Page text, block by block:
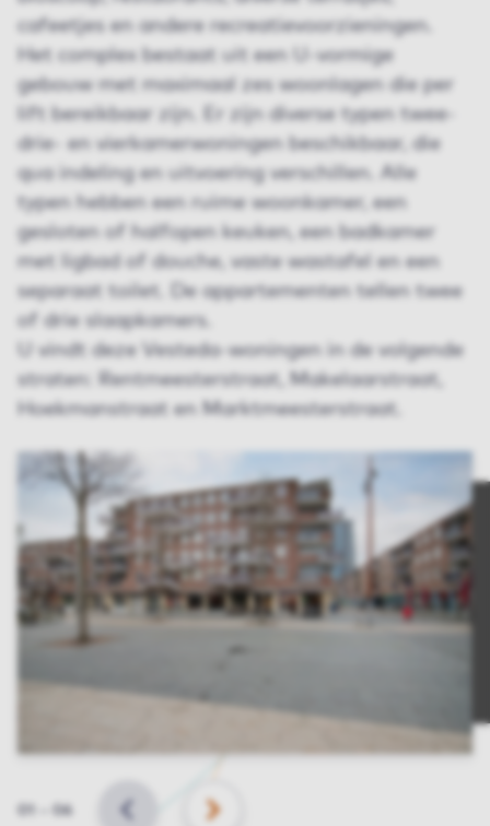
cafeetjes en andere recreatievoorzieningen.
Het complex bestaat uit een U-vormige
gebouw met maximaal zes woonlagen die per
lift bereikbaar zijn. Er zijn diverse typen twee-
drie- en vierkamerwoningen beschikbaar, die
qua indeling en uitvoering verschillen. Alle
typen hebben een ruime woonkamer, een
gesloten of halfopen keuken, een badkamer
met ligbad of douche, vaste wastafel en een
separaat toilet. De appartementen tellen twee
of drie slaapkamers.
U vindt deze Vesteda-woningen in de volgende
straten: Rentmeesterstraat, Makelaarstraat,
Hoekmanstraat en Marktmeesterstraat.
Slide
VORIGE VOLGENDE